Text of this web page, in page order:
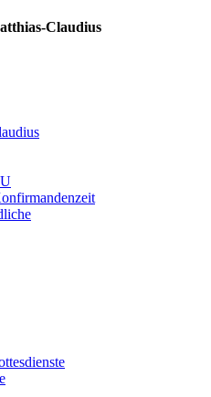
Claudius